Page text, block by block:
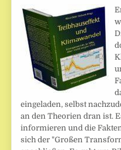
eingeladen, selbst
an den Theorien dran ist.
informieren und die
sich der "Großen